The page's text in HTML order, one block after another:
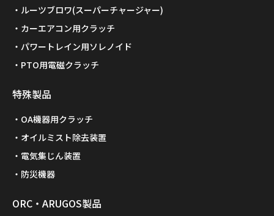
ルーツブロワ(スーパーチャージャー)
カーエアコン用クラッチ
パワートレイン用ソレノイド
PTO用電磁クラッチ
特殊製品
OA機器用クラッチ
オイルミスト除去装置
電気集じん装置
防災機器
ORC・ARUGOS製品